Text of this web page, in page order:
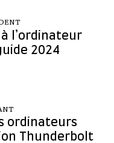
l’ordinateur
2024
ordinateurs
Thunderbolt